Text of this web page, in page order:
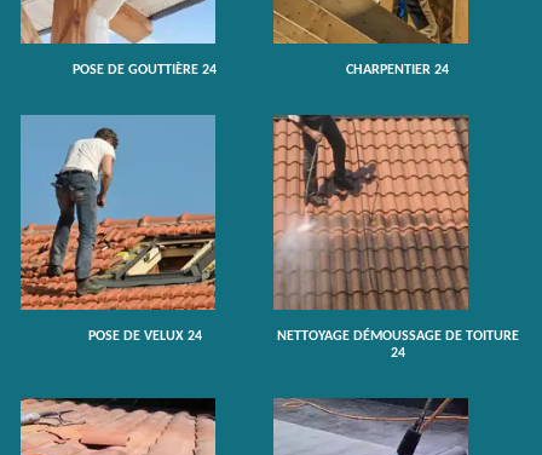
POSE DE GOUTTIÈRE 24 CHARPENTIER 24
POSE DE VELUX 24
NETTOYAGE DÉMOUSSAGE DE TOITURE
24